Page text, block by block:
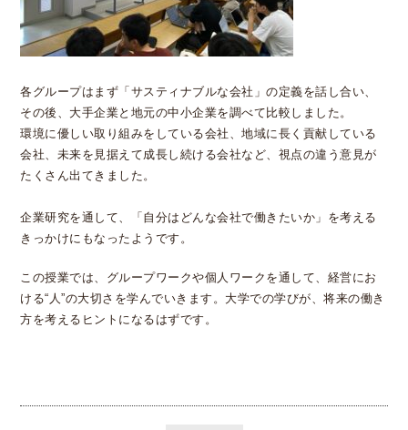
各グループはまず「サスティナブルな会社」の定義を話し合い、
その後、大手企業と地元の中小企業を調べて比較しました。
環境に優しい取り組みをしている会社、地域に長く貢献している
会社、未来を見据えて成長し続ける会社など、視点の違う意見が
たくさん出てきました。
企業研究を通して、「自分はどんな会社で働きたいか」を考える
きっかけにもなったようです。
この授業では、グループワークや個人ワークを通して、経営にお
ける“人”の大切さを学んでいきます。大学での学びが、将来の働き
方を考えるヒントになるはずです。